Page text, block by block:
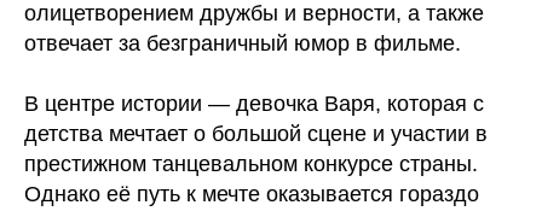
олицетворением дружбы и верности, а также
отвечает за безграничный юмор в фильме.
В центре истории — девочка Варя, которая с
детства мечтает о большой сцене и участии в
престижном танцевальном конкурсе страны.
Однако её путь к мечте оказывается гораздо